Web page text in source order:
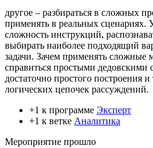
другое – разбираться в сложных
применять в реальных сценариях.
сложность инструкций,
выбирать наиболее подходящий
задачи. Зачем применять сложные
справиться простыми дедовскими
достаточно простого построения
логических цепочек рассуждений.
+1 к программе Эксперт
+1 к ветке Аналитика
Мероприятие прошло